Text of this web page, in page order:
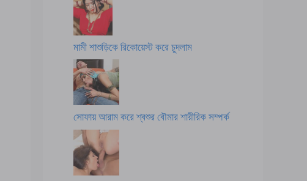
মামী শাশুড়িকে রিকোয়েস্ট করে চুদলাম
সোফায় আরাম করে শ্বশুর বৌমার শারীরিক সম্পর্ক